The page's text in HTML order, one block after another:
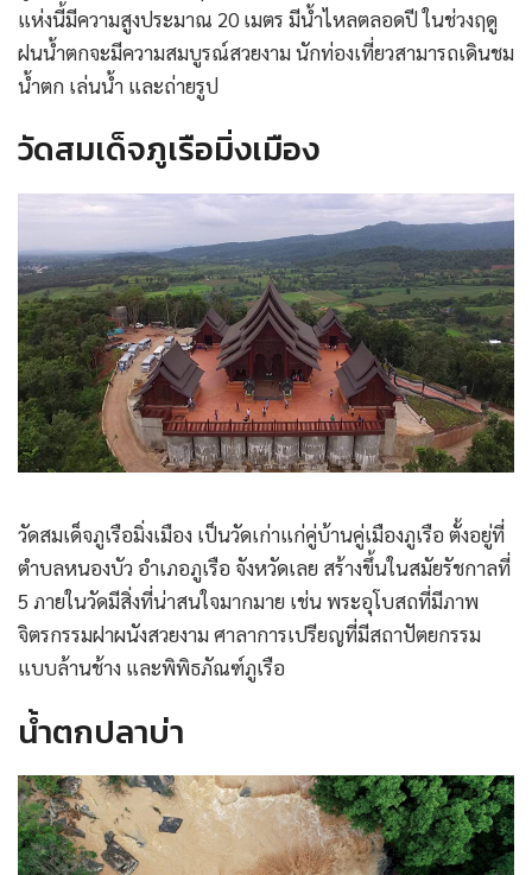
แห่งนี้มีความสูงประมาณ 20 เมตร มีน้ำไหลตลอดปี ในช่วงฤดู
ฝนน้ำตกจะมีความสมบูรณ์สวยงาม นักท่องเที่ยวสามารถเดินชม
น้ำตก เล่นน้ำ และถ่ายรูป
วัดสมเด็จภูเรือมิ่งเมือง
วัดสมเด็จภูเรือมิ่งเมือง เป็นวัดเก่าแก่คู่บ้านคู่เมืองภูเรือ ตั้งอยู่ที่
ตำบลหนองบัว อำเภอภูเรือ จังหวัดเลย สร้างขึ้นในสมัยรัชกาลที่
5 ภายในวัดมีสิ่งที่น่าสนใจมากมาย เช่น พระอุโบสถที่มีภาพ
จิตรกรรมฝาผนังสวยงาม ศาลาการเปรียญที่มีสถาปัตยกรรม
แบบล้านช้าง และพิพิธภัณฑ์ภูเรือ
น้ำตกปลาบ่า